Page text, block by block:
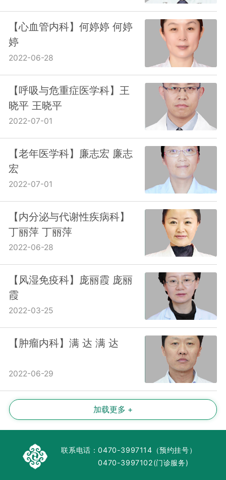
【心血管内科】何婷婷 何婷
婷
2022-06-28
【呼吸与危重症医学科】王
晓平 王晓平
2022-07-01
【老年医学科】廉志宏 廉志
宏
2022-07-01
【内分泌与代谢性疾病科】
丁丽萍 丁丽萍
2022-06-28
【风湿免疫科】庞丽霞 庞丽
霞
2022-03-25
【肿瘤内科】满 达 满 达
2022-06-29
加载更多 +
联系电话：0470-3997114（预约挂号）
0470-3997102(门诊服务)